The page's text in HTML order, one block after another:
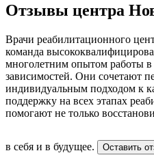
Отзывы центра
Врачи реабилитационного
команда
многолетним опытом работы в
зависимостей. Они сочетают
индивидуальным подходом к
поддержку на всех этапах
помогают не только
в себя и в будущее. Оставить